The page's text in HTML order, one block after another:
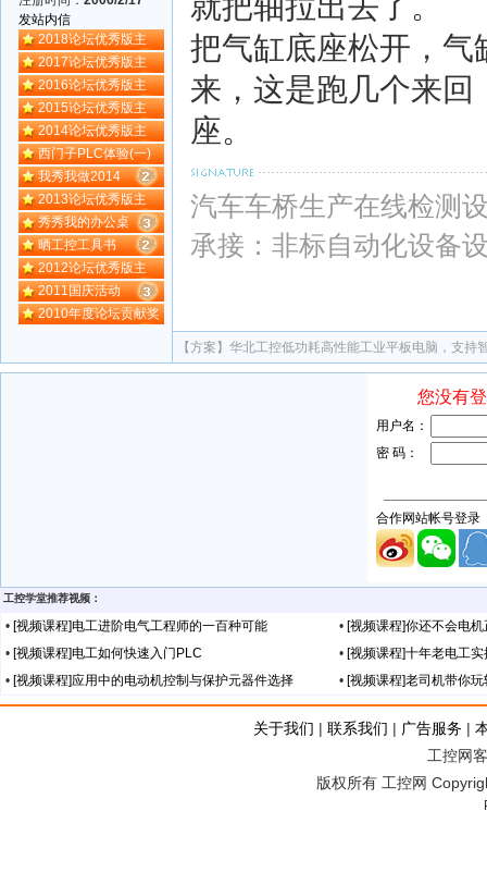
发站内信
2018论坛优秀版主
2017论坛优秀版主
2016论坛优秀版主
2015论坛优秀版主
2014论坛优秀版主
西门子PLC体验(一)
我秀我做2014
2013论坛优秀版主
秀秀我的办公桌
晒工控工具书
2012论坛优秀版主
2011国庆活动
2010年度论坛贡献奖
把气缸底座松开，
来，这是跑几个来
座。
汽车车桥生产在线检测
承接：非标自动化设备
【方案】 华北工控低功耗高性能工业平板电脑，支持
工控学堂推荐视频：
• [视频课程]电工进阶电气工程师的一百种可能 •[视频课程]你还不会电
• [视频课程]电工如何快速入门PLC •[视频课程]十年老电工
• [视频课程]应用中的电动机控制与保护元器件选择 •[视频课程]老司机带你
关于我们 | 联系我们 | 广告服务 |
工控网
版权所有 工控网